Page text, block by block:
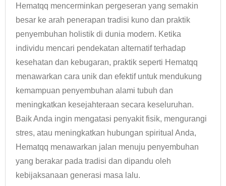
Hematqq mencerminkan pergeseran yang semakin
besar ke arah penerapan tradisi kuno dan praktik
penyembuhan holistik di dunia modern. Ketika
individu mencari pendekatan alternatif terhadap
kesehatan dan kebugaran, praktik seperti Hematqq
menawarkan cara unik dan efektif untuk mendukung
kemampuan penyembuhan alami tubuh dan
meningkatkan kesejahteraan secara keseluruhan.
Baik Anda ingin mengatasi penyakit fisik, mengurangi
stres, atau meningkatkan hubungan spiritual Anda,
Hematqq menawarkan jalan menuju penyembuhan
yang berakar pada tradisi dan dipandu oleh
kebijaksanaan generasi masa lalu.